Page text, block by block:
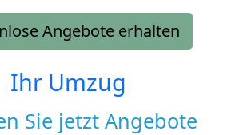
Angebote erhalten
Ihr Umzug
Sie jetzt Angebote